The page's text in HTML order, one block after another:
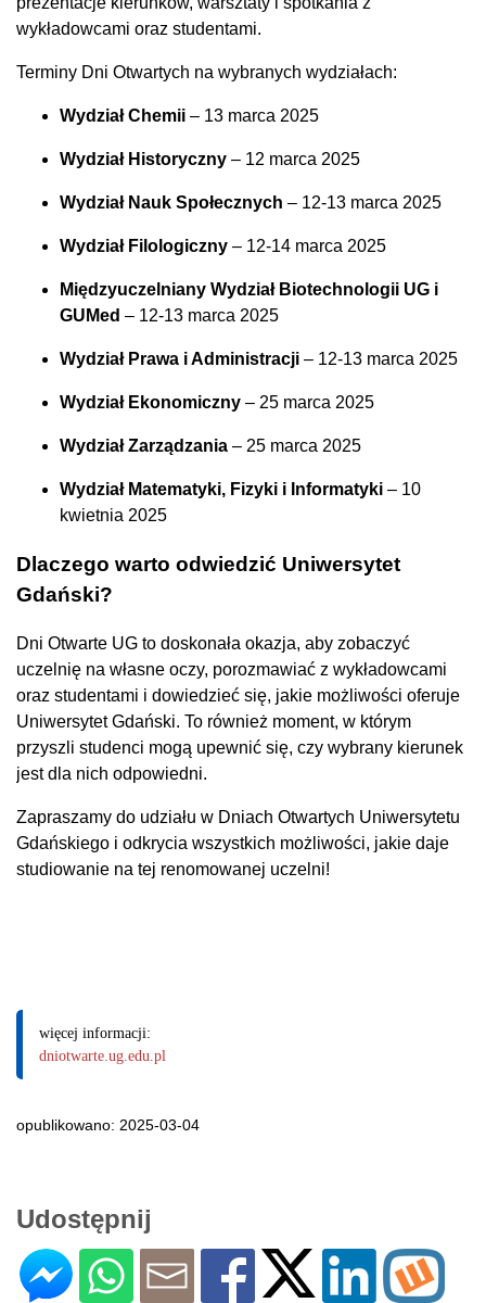
wykładowcami oraz studentami.
Terminy Dni Otwartych na wybranych wydziałach:
Wydział Chemii – 13 marca 2025
Wydział Historyczny – 12 marca 2025
Wydział Nauk Społecznych – 12-13 marca 2025
Wydział Filologiczny – 12-14 marca 2025
Międzyuczelniany Wydział Biotechnologii UG i
GUMed – 12-13 marca 2025
Wydział Prawa i Administracji – 12-13 marca 2025
Wydział Ekonomiczny – 25 marca 2025
Wydział Zarządzania – 25 marca 2025
Wydział Matematyki, Fizyki i Informatyki – 10
kwietnia 2025
Dlaczego warto odwiedzić Uniwersytet
Gdański?
Dni Otwarte UG to doskonała okazja, aby zobaczyć
uczelnię na własne oczy, porozmawiać z wykładowcami
oraz studentami i dowiedzieć się, jakie możliwości oferuje
Uniwersytet Gdański. To również moment, w którym
przyszli studenci mogą upewnić się, czy wybrany kierunek
jest dla nich odpowiedni.
Zapraszamy do udziału w Dniach Otwartych Uniwersytetu
Gdańskiego i odkrycia wszystkich możliwości, jakie daje
studiowanie na tej renomowanej uczelni!
więcej informacji:
dniotwarte.ug.edu.pl
opublikowano: 2025-03-04
Udostępnij